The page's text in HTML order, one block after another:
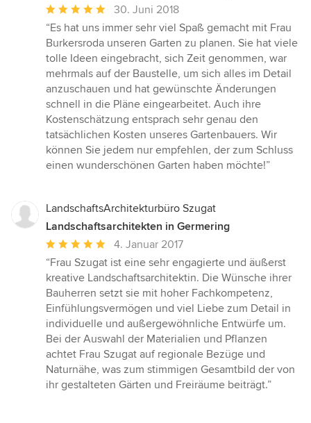
Durchschnittliche
Bewertung:
5
von
5
Sternen
30. Juni 2018
“Es hat uns immer sehr viel Spaß gemacht mit Frau
Burkersroda unseren Garten zu planen. Sie hat viele
tolle Ideen eingebracht, sich Zeit genommen, war
mehrmals auf der Baustelle, um sich alles im Detail
anzuschauen und hat gewünschte Änderungen
schnell in die Pläne eingearbeitet. Auch ihre
Kostenschätzung entsprach sehr genau den
tatsächlichen Kosten unseres Gartenbauers. Wir
können Sie jedem nur empfehlen, der zum Schluss
einen wunderschönen Garten haben möchte!”
LandschaftsArchitekturbüro Szugat
Landschaftsarchitekten in Germering
Durchschnittliche
Bewertung:
5
von
5
Sternen
4. Januar 2017
“Frau Szugat ist eine sehr engagierte und äußerst
kreative Landschaftsarchitektin. Die Wünsche ihrer
Bauherren setzt sie mit hoher Fachkompetenz,
Einfühlungsvermögen und viel Liebe zum Detail in
individuelle und außergewöhnliche Entwürfe um.
Bei der Auswahl der Materialien und Pflanzen
achtet Frau Szugat auf regionale Bezüge und
Naturnähe, was zum stimmigen Gesamtbild der von
ihr gestalteten Gärten und Freiräume beiträgt.”